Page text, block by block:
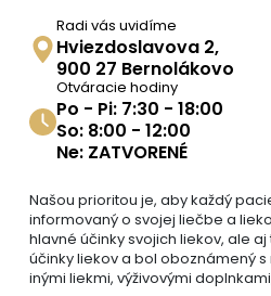
Radi vás uvidíme
Hviezdoslavova 2,
900 27 Bernolákovo
Otváracie hodiny
Po - Pi: 7:30 - 18:00
So: 8:00 - 12:00
Ne: ZATVORENÉ
Našou prioritou je, aby každý
informovaný o svojej liečbe a
hlavné účinky svojich liekov, ale
účinky liekov a bol oboznámený
inými liekmi, výživovými